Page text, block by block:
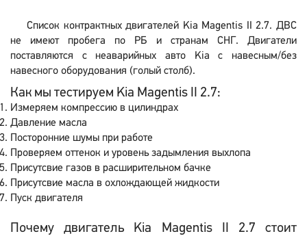
Список контрактных двигателей Kia Magentis II 2.7. ДВС
не имеют пробега по РБ и странам СНГ. Двигатели
поставляются с неаварийных авто Kia с навесным/без
навесного оборудования (голый столб).
Как мы тестируем Kia Magentis II 2.7:
Измеряем компрессию в цилиндрах
Давление масла
Посторонние шумы при работе
Проверяем оттенок и уровень задымления выхлопа
Присутсвие газов в расширительном бачке
Присутсвие масла в охлождающей жидкости
Пуск двигателя
Почему двигатель Kia Magentis II 2.7 стоит